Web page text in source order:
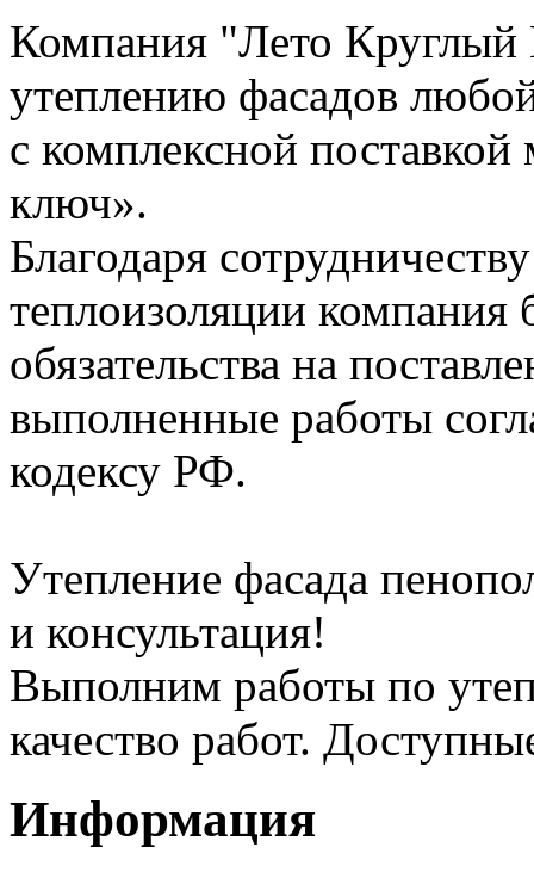
Компания "Лето Круглый
утеплению фасадов
с комплексной
ключ».
Благодаря
теплоизоляции компания
обязательства на
выполненные работы
кодексу РФ.
Утепление фасада
и консультация!
Выполним работы по
качество работ.
Информация